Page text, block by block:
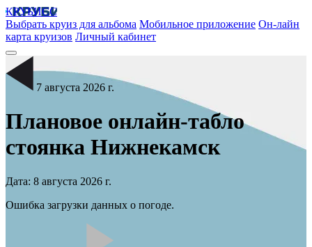
КРУБИСС
Выбрать круиз для альбома Мобильное приложение Он-лайн
карта круизов Личный кабинет
7 августа 2026 г.
Плановое онлайн-табло
стоянка Нижнекамск
Дата: 8 августа 2026 г.
Ошибка загрузки данных о погоде.